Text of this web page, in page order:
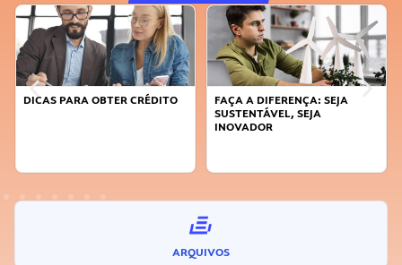
DICAS PARA OBTER CRÉDITO
FAÇA A DIFERENÇA: SEJA
SUSTENTÁVEL, SEJA
INOVADOR
ARQUIVOS